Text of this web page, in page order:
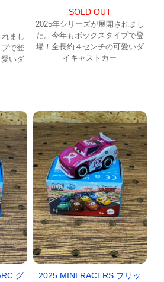
まし
で登
いダ
SOLD OUT
2025年シリーズが展開されまし
た。今年もボックスタイプで登
場！全長約４センチの可愛いダ
イキャストカー
グ
2025 MINI RACERS フリッ